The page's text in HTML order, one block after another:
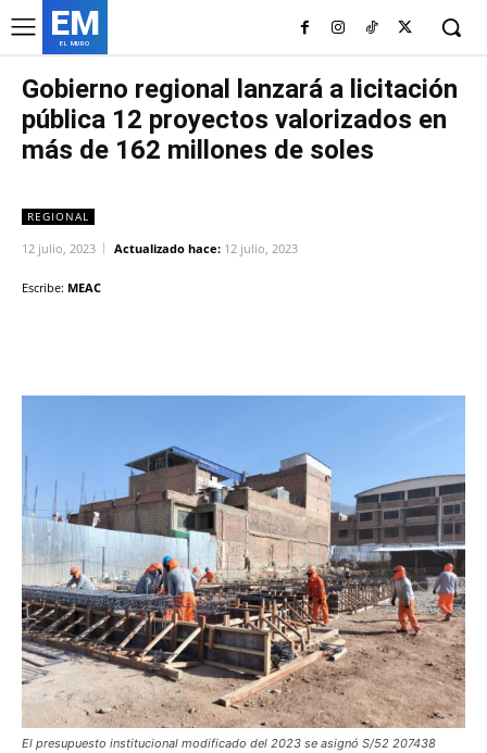
EM
EL MURO
Gobierno regional lanzará a licitación
pública 12 proyectos valorizados en
más de 162 millones de soles
REGIONAL
12 julio, 2023 Actualizado hace: 12 julio, 2023
Escribe: MEAC
El presupuesto institucional modificado del 2023 se asignó S/52 207438